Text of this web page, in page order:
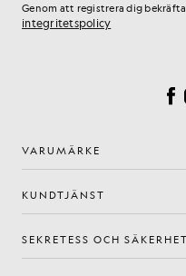
Genom att registrera dig
integritetspolicy
VARUMÄRKE
KUNDTJÄNST
SEKRETESS OCH SÄKERHET